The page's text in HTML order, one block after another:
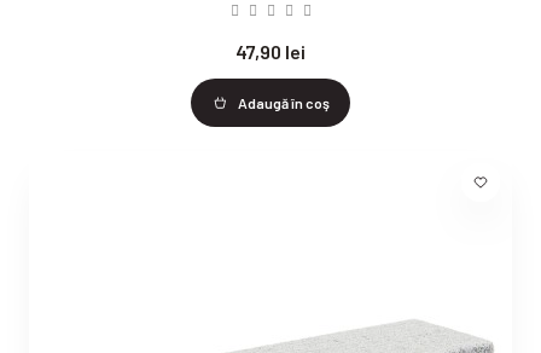
47,90 lei
Adaugă în coş